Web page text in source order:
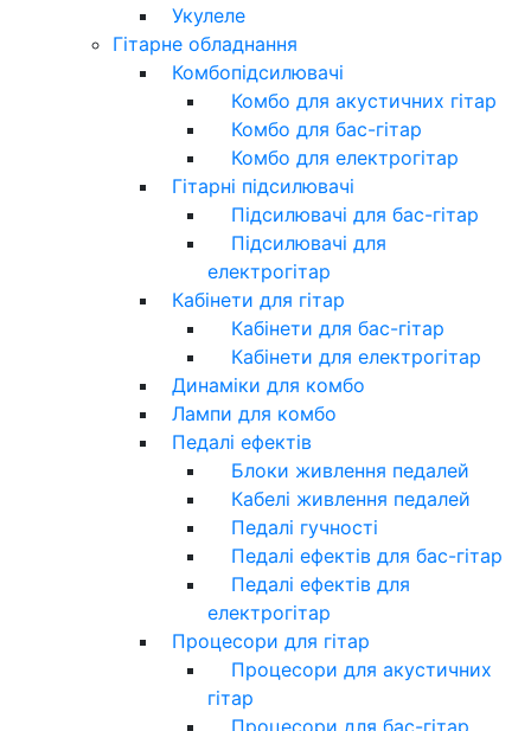
Укулеле
Гітарне обладнання
Комбопідсилювачі
Комбо для акустичних гітар
Комбо для бас-гітар
Комбо для електрогітар
Гітарні підсилювачі
Підсилювачі для бас-гітар
Підсилювачі для
електрогітар
Кабінети для гітар
Кабінети для бас-гітар
Кабінети для електрогітар
Динаміки для комбо
Лампи для комбо
Педалі ефектів
Блоки живлення педалей
Кабелі живлення педалей
Педалі гучності
Педалі ефектів для бас-гітар
Педалі ефектів для
електрогітар
Процесори для гітар
Процесори для акустичних
гітар
Процесори для бас-гітар